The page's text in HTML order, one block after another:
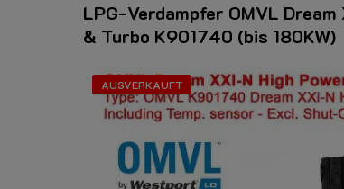
LPG-Verdampfer OMVL Dream
& Turbo K901740 (bis 180KW)
AUSVERKAUFT